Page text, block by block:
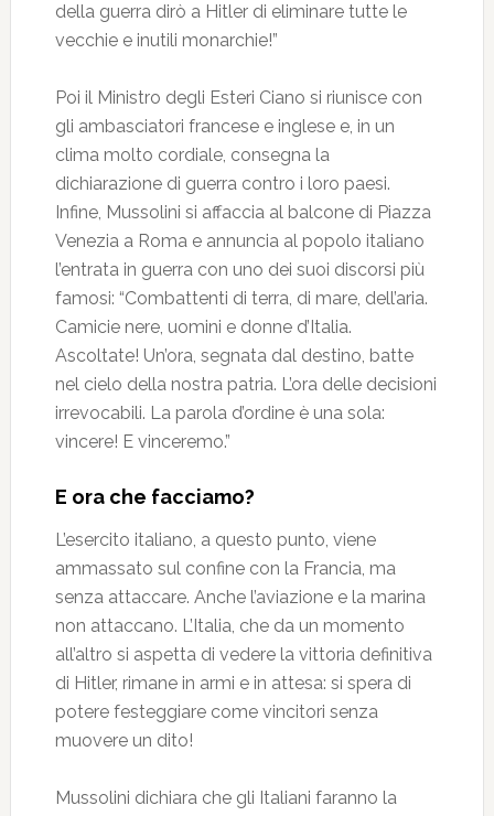
della guerra dirò a Hitler di eliminare tutte le
vecchie e inutili monarchie!”
Poi il Ministro degli Esteri Ciano si riunisce con
gli ambasciatori francese e inglese e, in un
clima molto cordiale, consegna la
dichiarazione di guerra contro i loro paesi.
Infine, Mussolini si affaccia al balcone di Piazza
Venezia a Roma e annuncia al popolo italiano
l’entrata in guerra con uno dei suoi discorsi più
famosi: “Combattenti di terra, di mare, dell’aria.
Camicie nere, uomini e donne d’Italia.
Ascoltate! Un’ora, segnata dal destino, batte
nel cielo della nostra patria. L’ora delle decisioni
irrevocabili. La parola d’ordine è una sola:
vincere! E vinceremo.”
E ora che facciamo?
L’esercito italiano, a questo punto, viene
ammassato sul confine con la Francia, ma
senza attaccare. Anche l’aviazione e la marina
non attaccano. L’Italia, che da un momento
all’altro si aspetta di vedere la vittoria definitiva
di Hitler, rimane in armi e in attesa: si spera di
potere festeggiare come vincitori senza
muovere un dito!
Mussolini dichiara che gli Italiani faranno la